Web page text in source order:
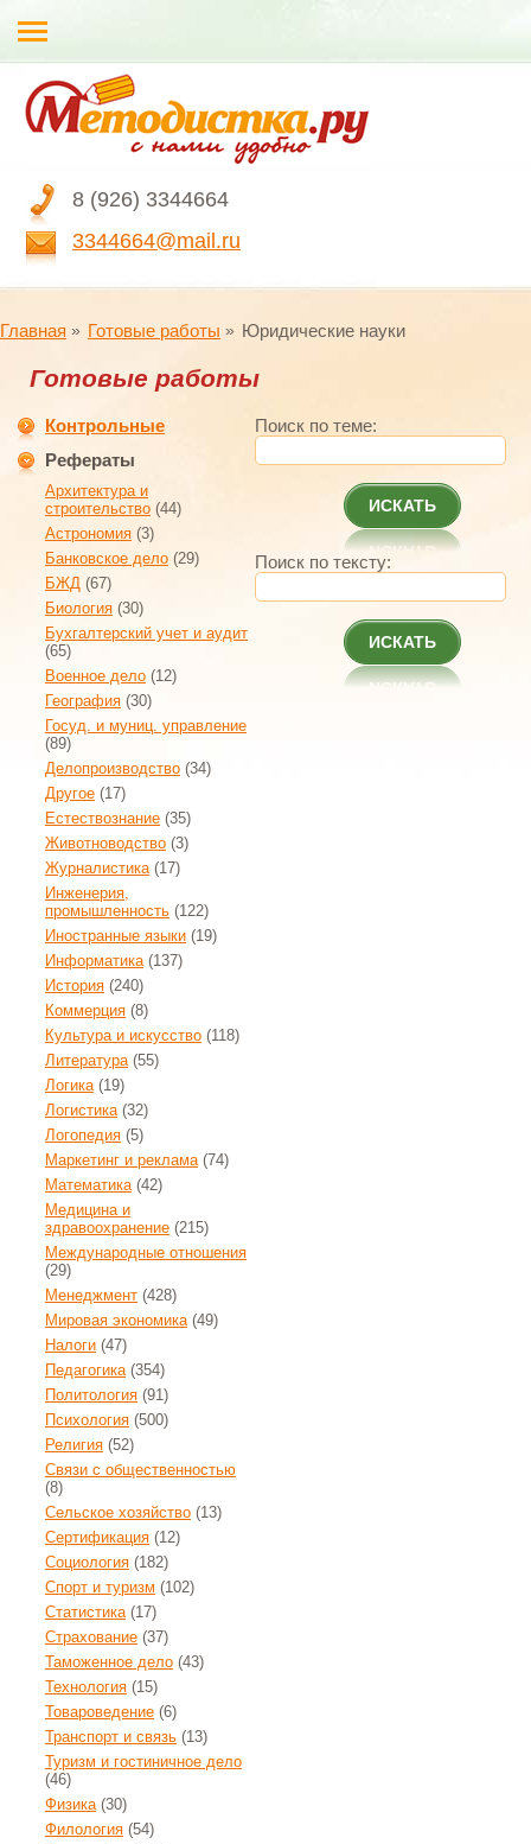
8 (926) 3344664
3344664@mail.ru
Главная Готовые работы Юридические науки
Готовые работы
Контрольные
Рефераты
Архитектура и
строительство (44)
Астрономия (3)
Банковское дело (29)
БЖД (67)
Биология (30)
Бухгалтерский учет и аудит
(65)
Военное дело (12)
География (30)
Госуд. и муниц. управление
(89)
Делопроизводство (34)
Другое (17)
Естествознание (35)
Животноводство (3)
Журналистика(17)
Инженерия,
промышленность (122)
Иностранные языки (19)
Информатика(137)
История (240)
Коммерция (8)
Культура и искусство (118)
Литература(55)
Логика(19)
Логистика(32)
Логопедия (5)
Маркетинг и реклама(74)
Математика(42)
Медицина и
здравоохранение (215)
Международные отношения
(29)
Менеджмент (428)
Мировая экономика(49)
Налоги (47)
Педагогика(354)
Политология (91)
Психология (500)
Религия (52)
Связи с общественностью
(8)
Сельское хозяйство (13)
Сертификация (12)
Социология (182)
Спорт и туризм (102)
Статистика(17)
Страхование (37)
Таможенное дело (43)
Технология (15)
Товароведение (6)
Транспорт и связь (13)
Туризм и гостиничное дело
(46)
Физика(30)
Филология (54)
Поиск по теме:
ИСКАТЬ
Поиск по тексту:
ИСКАТЬ